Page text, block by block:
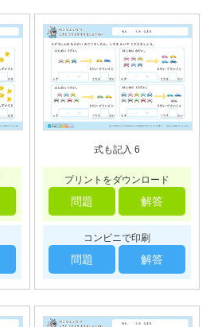
式も記入 6
プリントをダウンロード
問題 解答
コンビニで印刷
問題 解答